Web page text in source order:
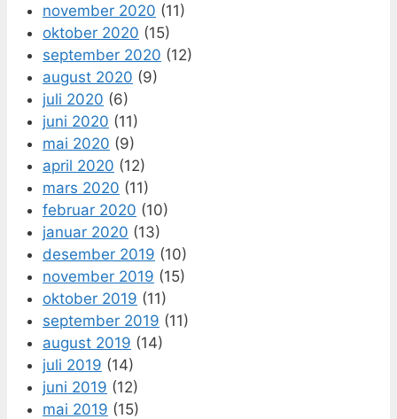
november 2020 (11)
oktober 2020 (15)
september 2020 (12)
august 2020 (9)
juli 2020 (6)
juni 2020 (11)
mai 2020 (9)
april 2020 (12)
mars 2020 (11)
februar 2020 (10)
januar 2020 (13)
desember 2019 (10)
november 2019 (15)
oktober 2019 (11)
september 2019 (11)
august 2019 (14)
juli 2019 (14)
juni 2019 (12)
mai 2019 (15)